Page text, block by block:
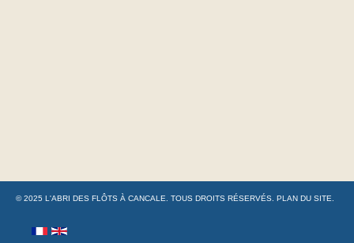
© 2025 L'ABRI DES FLÔTS À CANCALE . TOUS DROITS RÉSERVÉS. PLAN DU SITE